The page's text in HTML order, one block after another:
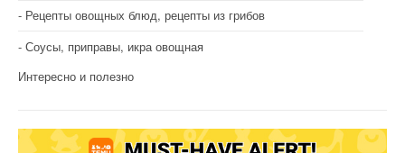
Рецепты овощных блюд, рецепты из грибов
Соусы, приправы, икра овощная
Интересно и полезно